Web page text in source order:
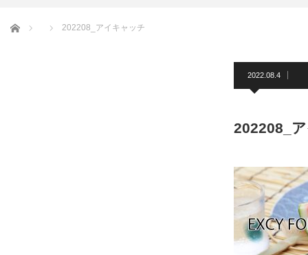
ホーム 202208_アイキャッチ
2022.08.4
202208_